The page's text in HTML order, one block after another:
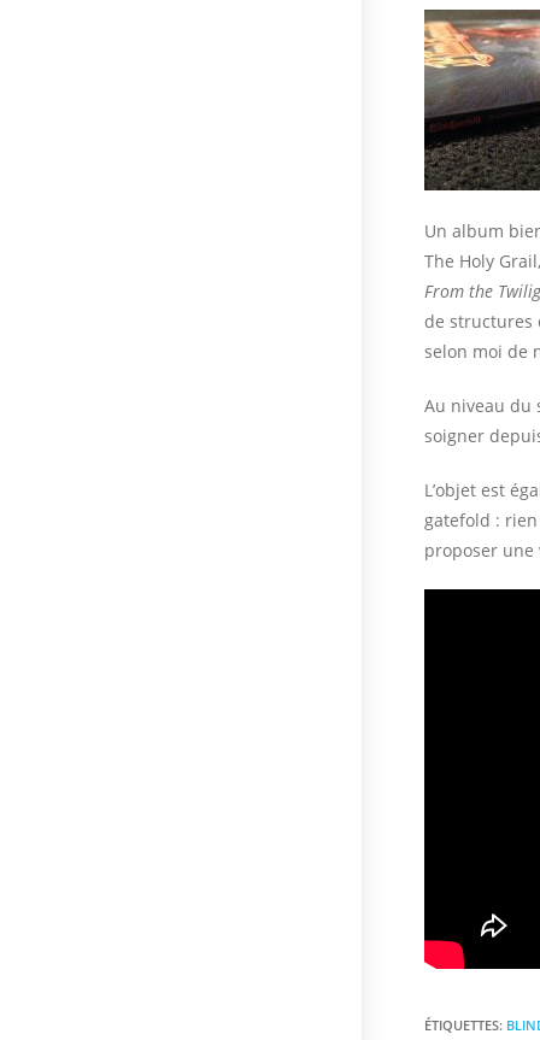
Un album
The Holy
From the
de structures
selon moi de
Au niveau du
soigner
L’objet est
gatefold : rien
proposer une
ÉTIQUETTES: